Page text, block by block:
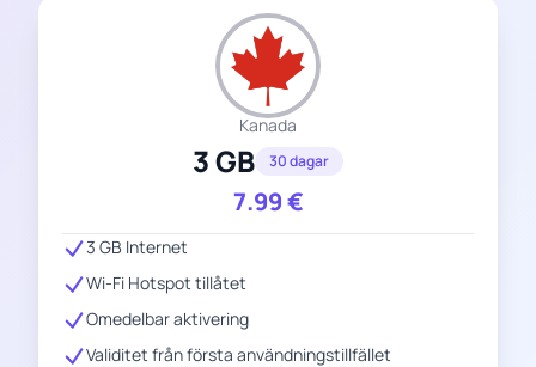
Kanada
3 GB 30 dagar
7.99€
3 GB Internet
Wi-Fi Hotspot tillåtet
Omedelbar aktivering
Validitet från första användningstillfället